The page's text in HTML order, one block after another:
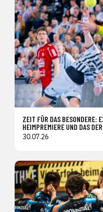
ZEIT FÜR DAS BESONDERE:
HEIMPREMIERE UND DAS
30.07.26